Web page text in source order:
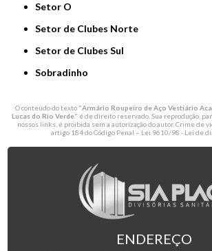
Setor O
Setor de Clubes Norte
Setor de Clubes Sul
Sobradinho
O conteúdo do texto "Armário Roupeiro de Aço Vestiário
Lucas do Rio Verde" é de direito reservado. Sua reprodução,
nossos links, é proibida sem a autorização do autor. Crime de
artigo 184 do Código Penal – Lei 9610/98 - Lei de
ENDEREÇO